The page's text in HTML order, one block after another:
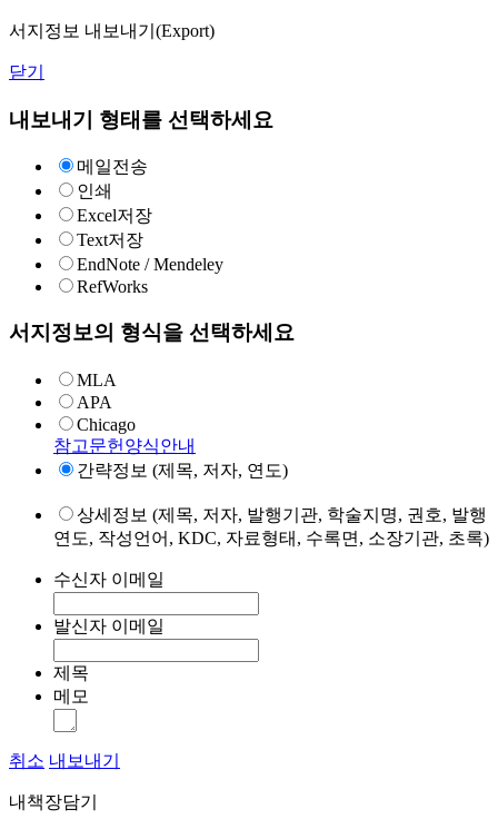
서지정보 내보내기(Export)
닫기
내보내기 형태를 선택하세요
메일전송
인쇄
Excel저장
Text저장
EndNote / Mendeley
RefWorks
서지정보의 형식을 선택하세요
MLA
APA
Chicago
참고문헌양식안내
간략정보 (제목, 저자, 연도)
상세정보 (제목, 저자, 발행기관, 학술지명, 권호, 발행
연도, 작성언어, KDC, 자료형태, 수록면, 소장기관, 초록)
수신자 이메일
발신자 이메일
제목
메모
취소 내보내기
내책장담기